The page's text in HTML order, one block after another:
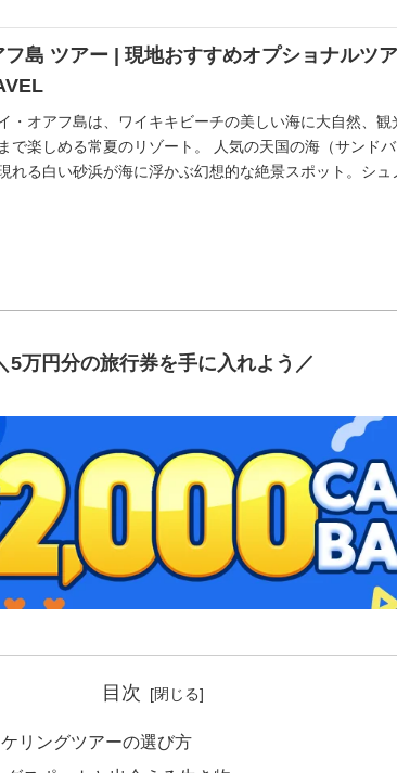
フ島 ツアー | 現地おすすめオプショナルツ
・オアフ島は、ワイキキビーチの美しい海に大自然、観
で楽しめる常夏のリゾート。 人気の天国の海（サンド
れる白い砂浜が海に浮かぶ幻想的な絶景スポット。シュ
5万円分の旅行券を手に入れよう／
目次
リングツアーの選び方